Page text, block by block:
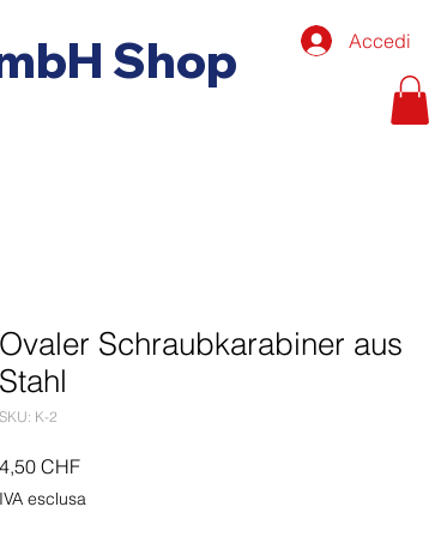
Shop Accedi
Ovaler Schraubkarabiner aus
Stahl
SKU: K-2
4,50 CHFPrezzo
IVA esclusa